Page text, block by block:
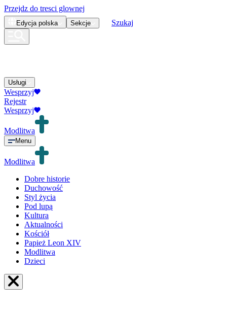
Przejdz do tresci glownej
Edycja polska Sekcje Szukaj
Usługi
Wesprzyj
Rejestr
Wesprzyj
Modlitwa
Menu
Modlitwa
Dobre historie
Duchowość
Styl życia
Pod lupą
Kultura
Aktualności
Kościół
Papież Leon XIV
Modlitwa
Dzieci